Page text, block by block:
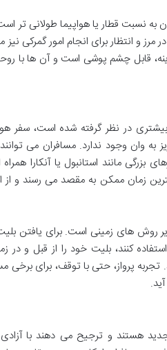
به نسبت قطار یا هواپیما طولانی تر
و انتظار برای انجام امور گمرکی نیز
قابل چشم پوشی است و آن ها با
در نظر گرفته شده است، سفر
به وان وجود ندارد. مسافران می
بزرگی مانند استانبول یا آنکارا
زمان ممکن به مقصد می رسند و از
روش های زمینی است. برای یافتن
کنند، بلیت خود را از قبل و در
پرواز، حتی با توقف، برای برخی
هستند و ترجیح می دهند با